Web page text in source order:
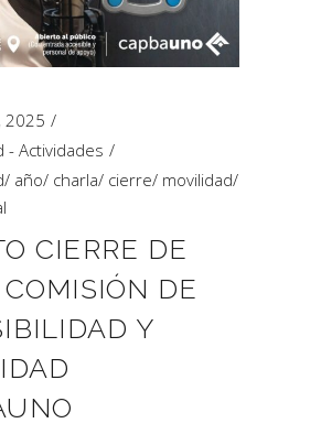
2025
- Actividades
/ año/ charla/ cierre/ movilidad/
CIERRE DE
DE
Y